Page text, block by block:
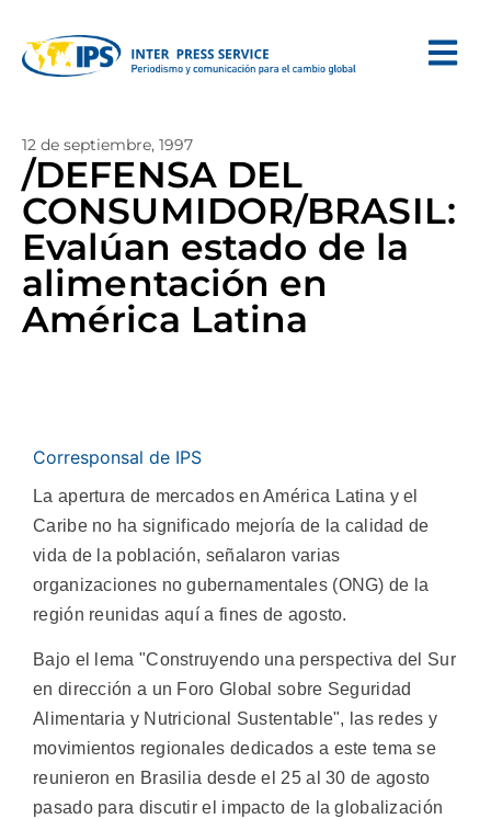
12 de septiembre, 1997
/DEFENSA DEL
CONSUMIDOR/BRASIL:
Evalúan estado de la
alimentación en
América Latina
Corresponsal de IPS
La apertura de mercados en América Latina y el
Caribe no ha significado mejoría de la calidad de
vida de la población, señalaron varias
organizaciones no gubernamentales (ONG) de la
región reunidas aquí a fines de agosto.
Bajo el lema "Construyendo una perspectiva del Sur
en dirección a un Foro Global sobre Seguridad
Alimentaria y Nutricional Sustentable", las redes y
movimientos regionales dedicados a este tema se
reunieron en Brasilia desde el 25 al 30 de agosto
pasado para discutir el impacto de la globalización